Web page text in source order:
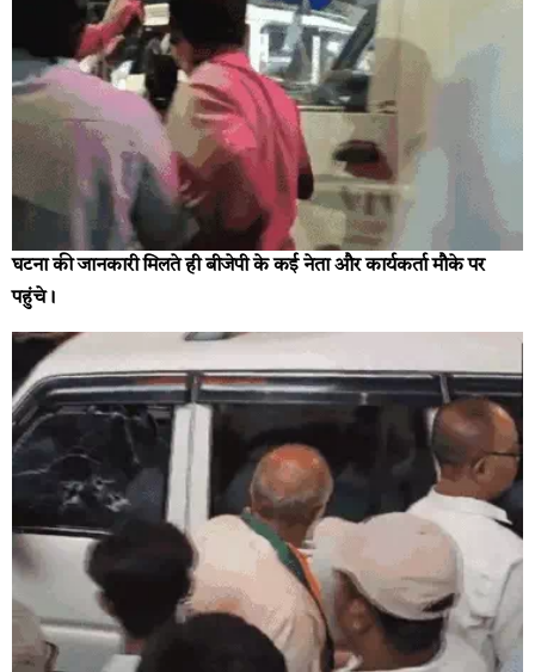
घटना की जानकारी मिलते ही बीजेपी के कई नेता और कार्यकर्ता मौके पर
पहुंचे।